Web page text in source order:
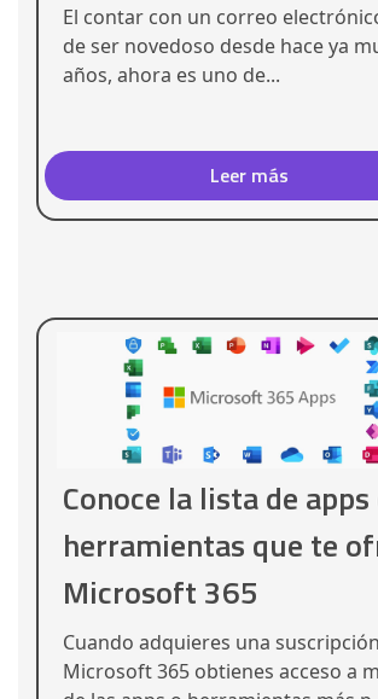
El contar con un correo
de ser novedoso desde hace ya
años, ahora es uno de...
Leer más
Conoce la lista de apps
herramientas que te
Microsoft 365
Cuando adquieres una
Microsoft 365 obtienes acceso a